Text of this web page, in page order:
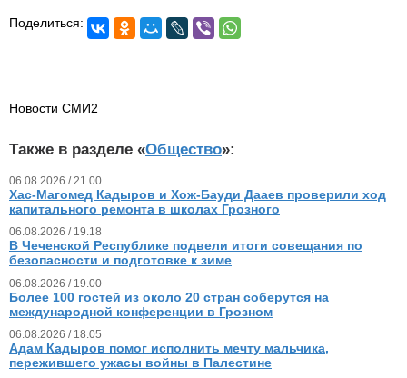
Поделиться:
Новости СМИ2
Также в разделе «Общество»:
06.08.2026 / 21.00
Хас-Магомед Кадыров и Хож-Бауди Дааев проверили ход
капитального ремонта в школах Грозного
06.08.2026 / 19.18
В Чеченской Республике подвели итоги совещания по
безопасности и подготовке к зиме
06.08.2026 / 19.00
Более 100 гостей из около 20 стран соберутся на
международной конференции в Грозном
06.08.2026 / 18.05
Адам Кадыров помог исполнить мечту мальчика,
пережившего ужасы войны в Палестине